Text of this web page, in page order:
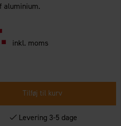
aluminium.
inkl. moms
Tilføj til kurv
Levering 3-5 dage